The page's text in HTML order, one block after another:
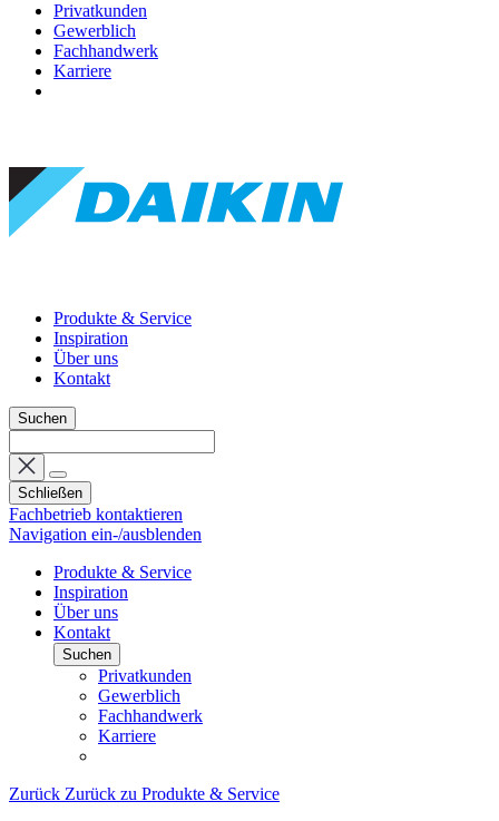
Privatkunden
Gewerblich
Fachhandwerk
Karriere
Produkte & Service
Inspiration
Über uns
Kontakt
Suchen
Schließen
Fachbetrieb kontaktieren
Navigation ein-/ausblenden
Produkte & Service
Inspiration
Über uns
Kontakt
Suchen
Privatkunden
Gewerblich
Fachhandwerk
Karriere
Zurück Zurück zu Produkte & Service